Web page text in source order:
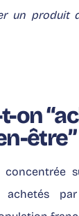
un produit
on
être”
concentrée